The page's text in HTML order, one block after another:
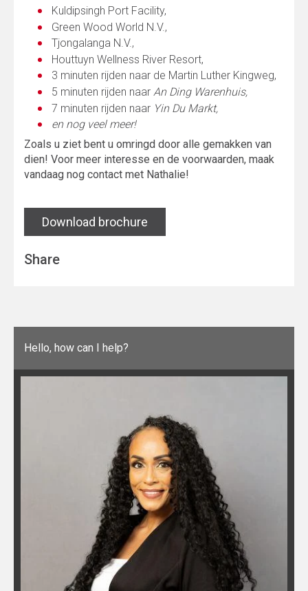
Kuldipsingh Port Facility,
Green Wood World N.V.,
Tjongalanga N.V.,
Houttuyn Wellness River Resort,
3 minuten rijden naar de Martin Luther Kingweg,
5 minuten rijden naar An Ding Warenhuis,
7 minuten rijden naar Yin Du Markt,
en nog veel meer!
Zoals u ziet bent u omringd door alle gemakken van
dien! Voor meer interesse en de voorwaarden, maak
vandaag nog contact met Nathalie!
Download brochure
Share
Hello, how can I help?